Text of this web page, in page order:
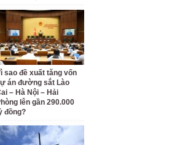
sao đề xuất tăng vốn
án đường sắt Lào
– Hà Nội – Hải
lên gần 290.000
đồng?